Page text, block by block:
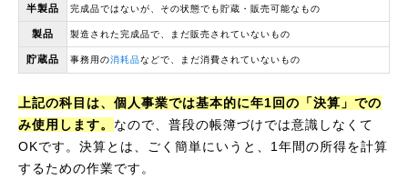
半製品 完成品ではないが、その状態でも貯蔵・販売可能なもの
製品 製造された完成品で、まだ販売されていないもの
貯蔵品 事務用の消耗品などで、まだ消費されていないもの
上記の科目は、個人事業では基本的に年1回の「決算」での
み使用します。 なので、普段の帳簿づけでは意識しなくて
OKです。決算とは、ごく簡単にいうと、1年間の所得を計算
するための作業です。